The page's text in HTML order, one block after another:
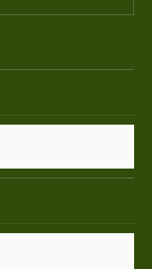
範囲において、